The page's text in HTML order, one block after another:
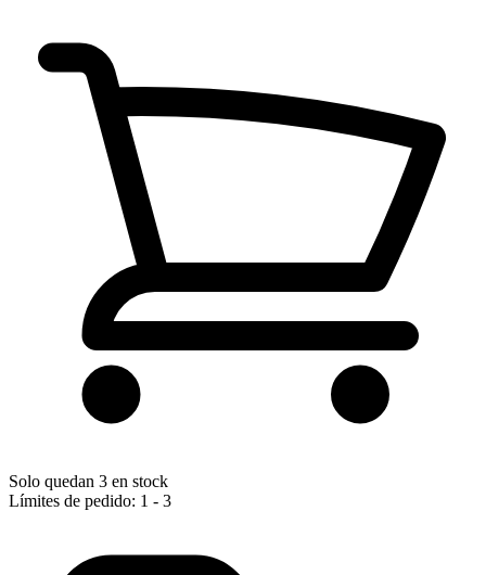
Solo quedan 3 en stock
Límites de pedido: 1 - 3